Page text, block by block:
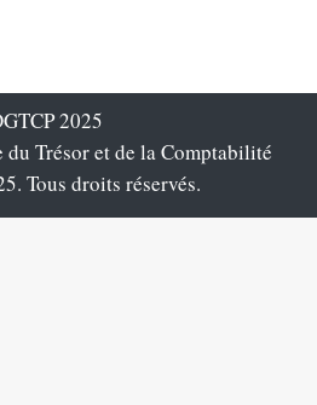
2025
Trésor et de la Comptabilité
Tous droits réservés.